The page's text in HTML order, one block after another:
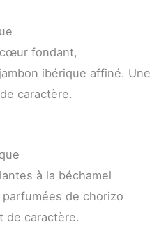
fondant,
ibérique affiné. Une
caractère.
à la béchamel
de chorizo
de caractère.